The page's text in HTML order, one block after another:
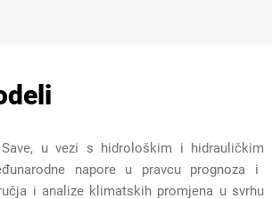
e, u vezi s hidrološkim i hidrauličkim
napore u pravcu prognoza i
i analize klimatskih promjena u svrhu